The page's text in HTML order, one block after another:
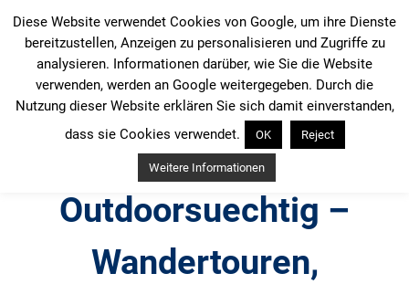
Inhalt
springen
Outdoorsuechtig –
Wandertouren,
Diese Website verwendet Cookies von Google, um ihre Dienste
bereitzustellen, Anzeigen zu personalisieren und Zugriffe zu
analysieren. Informationen darüber, wie Sie die Website
verwenden, werden an Google weitergegeben. Durch die
Nutzung dieser Website erklären Sie sich damit einverstanden,
dass sie Cookies verwendet.
OK Reject
Weitere Informationen